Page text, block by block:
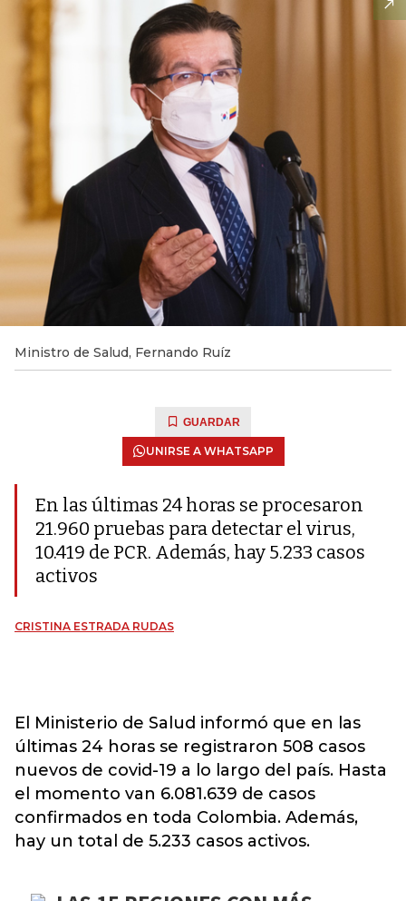
Ministro de Salud, Fernando Ruíz
GUARDAR
UNIRSE A WHATSAPP
En las últimas 24 horas se procesaron
21.960 pruebas para detectar el virus,
10.419 de PCR. Además, hay 5.233 casos
activos
CRISTINA ESTRADA RUDAS
El Ministerio de Salud informó que en las
últimas 24 horas se registraron 508 casos
nuevos de covid-19 a lo largo del país. Hasta
el momento van 6.081.639 de casos
confirmados en toda Colombia. Además,
hay un total de 5.233 casos activos.